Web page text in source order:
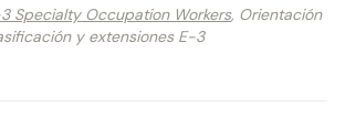
Specialty Occupation Workers, Orientación
y extensiones E-3